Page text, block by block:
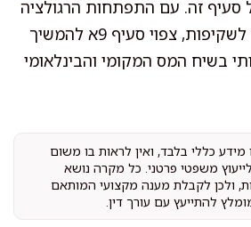
סעיף זה. עם התפתחות הרגולציה
הגלובלית ולחץ גובר לשקיפות, צפוי סעיף 9א להמשיך
בשיח המס המקומי והבינלאומי
כללי בלבד, ואין לראות בו משום
משפטי פרטני. כל מקרה נושא
ולכן לקבלת מענה מקצועי המותאם
להתייעץ עם עורך דין.